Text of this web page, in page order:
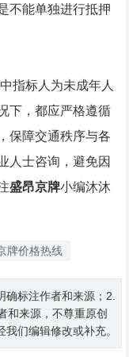
不能单独进行抵押
指标人为未成年人
下，都应严格遵循
保障交通秩序与各
人士咨询，避免因
盛昂京牌小编沐沐
牌价格热线
标注作者和来源；2.
和来源，不尊重原创
们编辑修改或补充。